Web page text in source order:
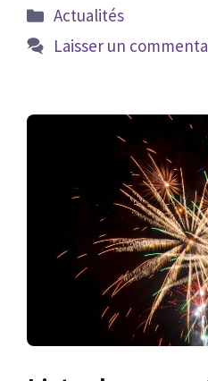
Catégories
Actualités
Laisser un